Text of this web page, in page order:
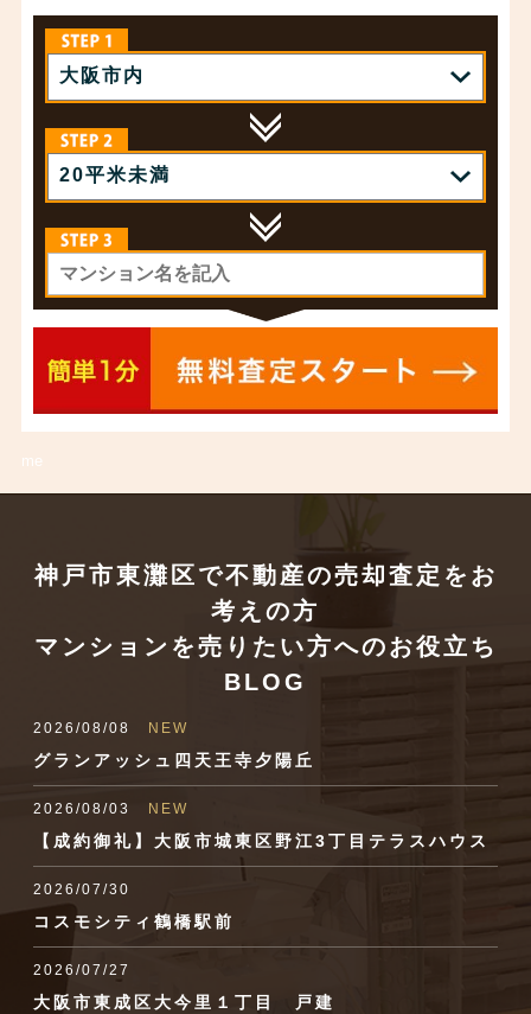
me
神戸市東灘区で不動産の売却査定をお
考えの方
マンションを売りたい方へのお役立ち
BLOG
2026/08/08 NEW
グランアッシュ四天王寺夕陽丘
2026/08/03 NEW
【成約御礼】大阪市城東区野江3丁目テラスハウス
2026/07/30
コスモシティ鶴橋駅前
2026/07/27
大阪市東成区大今里１丁目 戸建